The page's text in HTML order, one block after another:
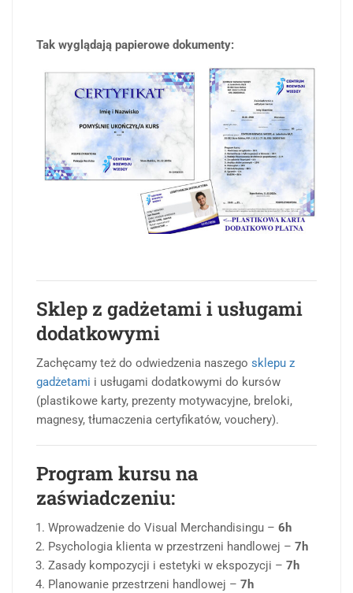
Tak wyglądają papierowe dokumenty:
Sklep z gadżetami i usługami
dodatkowymi
Zachęcamy też do odwiedzenia naszego sklepu z
gadżetami i usługami dodatkowymi do kursów
(plastikowe karty, prezenty motywacyjne, breloki,
magnesy, tłumaczenia certyfikatów, vouchery).
Program kursu na
zaświadczeniu:
Wprowadzenie do Visual Merchandisingu – 6h
Psychologia klienta w przestrzeni handlowej – 7h
Zasady kompozycji i estetyki w ekspozycji – 7h
Planowanie przestrzeni handlowej – 7h